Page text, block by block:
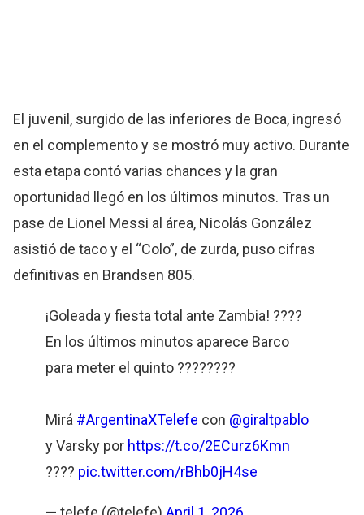
El juvenil, surgido de las inferiores de Boca, ingresó
en el complemento y se mostró muy activo. Durante
esta etapa contó varias chances y la gran
oportunidad llegó en los últimos minutos. Tras un
pase de Lionel Messi al área, Nicolás González
asistió de taco y el “Colo”, de zurda, puso cifras
definitivas en Brandsen 805.
¡Goleada y fiesta total ante Zambia! ????
En los últimos minutos aparece Barco
para meter el quinto ????????
Mirá #ArgentinaXTelefe con @giraltpablo
y Varsky por https://t.co/2ECurz6Kmn
???? pic.twitter.com/rBhb0jH4se